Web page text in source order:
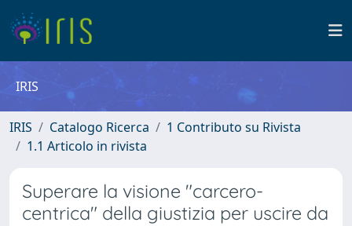
IRIS
IRIS Catalogo Ricerca
1 Contributo su Rivista
1.1 Articolo in rivista
Superare la visione "carcero-
centrica" della giustizia per uscire da